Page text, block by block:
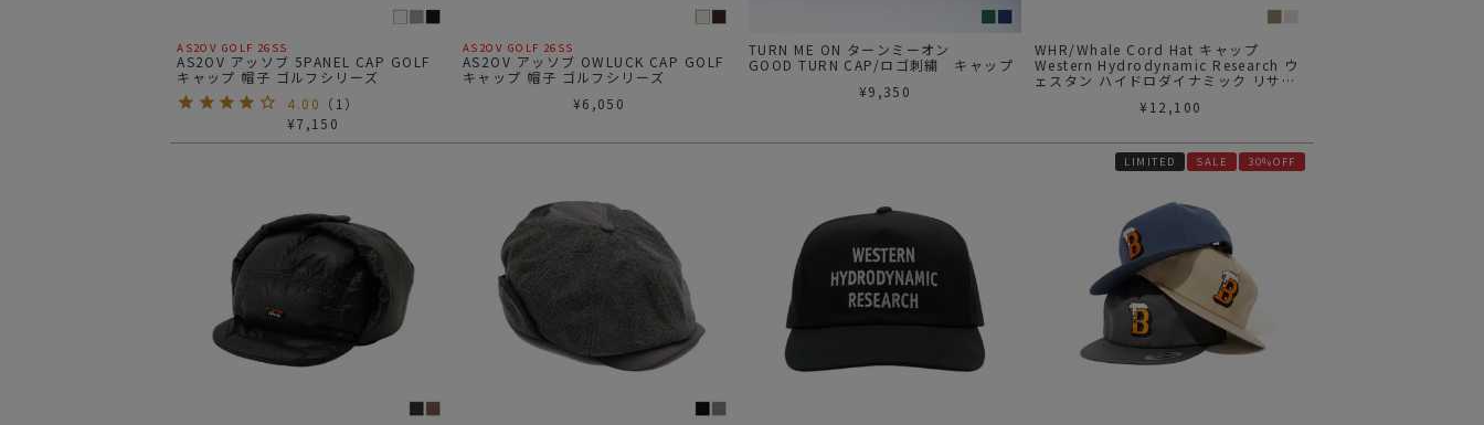
AS2OV GOLF 26SS
AS2OV アッソブ 5PANEL CAP GOLF
キャップ 帽子 ゴルフシリーズ
4.00 （ 1 ）
¥7,150
AS2OV GOLF 26SS
AS2OV アッソブ OWLUCK CAP GOLF
キャップ 帽子 ゴルフシリーズ
¥6,050
TURN ME ON ターンミーオン
GOOD TURN CAP/ロゴ刺繍 キャップ
¥9,350
WHR/Whale Cord Hat キャップ
Western Hydrodynamic Research ウ
ェスタン ハイドロダイナミック リサー
¥ 12,100
LIMITED SALE 30%OFF